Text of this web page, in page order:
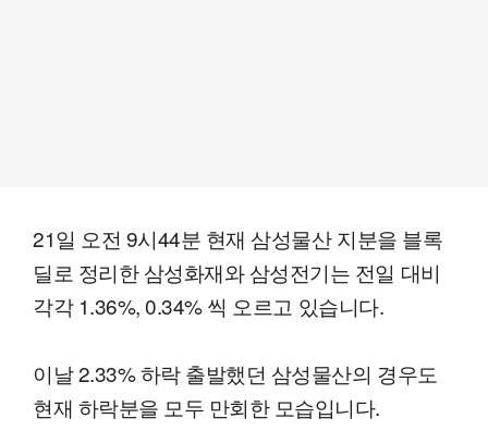
21일 오전 9시44분 현재 삼성물산 지분을 블록
딜로 정리한 삼성화재와 삼성전기는 전일 대비
각각 1.36%, 0.34% 씩 오르고 있습니다.
이날 2.33% 하락 출발했던 삼성물산의 경우도
현재 하락분을 모두 만회한 모습입니다.